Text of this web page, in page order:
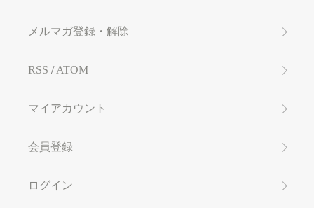
メルマガ登録・解除
RSS /ATOM
マイアカウント
会員登録
ログイン